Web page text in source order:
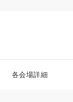
各会場詳細